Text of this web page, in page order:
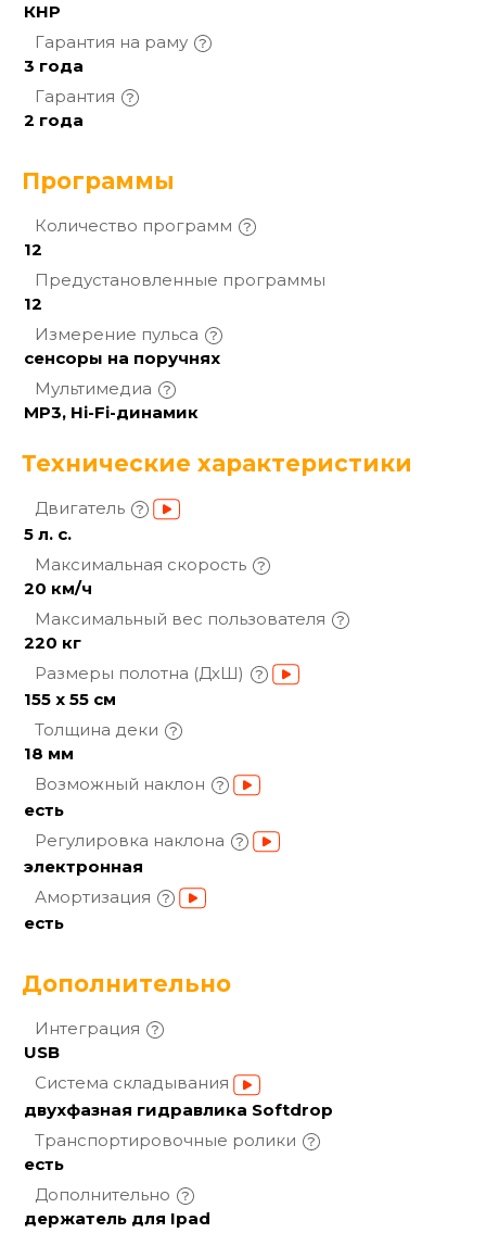
КНР
Гарантия на раму
3 года
Гарантия
2 года
Программы
Количество программ
12
Предустановленные программы
12
Измерение пульса
сенсоры на поручнях
Мультимедиа
MP3, Hi-Fi-динамик
Технические характеристики
Двигатель
5 л. с.
Максимальная скорость
20 км/ч
Максимальный вес пользователя
220 кг
Размеры полотна (ДхШ)
155 х 55 см
Толщина деки
18 мм
Возможный наклон
есть
Регулировка наклона
электронная
Амортизация
есть
Дополнительно
Интеграция
USB
Система складывания
двухфазная гидравлика Softdrop
Транспортировочные ролики
есть
Дополнительно
держатель для Ipad